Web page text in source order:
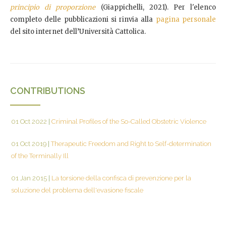
principio di proporzione(Giappichelli, 2021). Per l'elenco
completo delle pubblicazioni si rinvia alla pagina personale
del sito internet dell’Università Cattolica.
CONTRIBUTIONS
01 Oct 2022 Criminal Profiles of the So-Called Obstetric Violence
01 Oct 2019 Therapeutic Freedom and Right to Self-determination
of the Terminally Ill
01 Jan 2015
La torsione della confisca di prevenzione per la
soluzione del problema dell'evasione fiscale